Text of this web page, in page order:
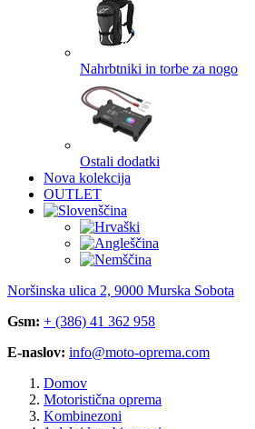
Nahrbtniki in torbe za nogo
Ostali dodatki
Nova kolekcija
OUTLET
Noršinska ulica 2, 9000 Murska Sobota
Gsm: + (386) 41 362 958
E-naslov: info@moto-oprema.com
Domov
Motoristična oprema
Kombinezoni